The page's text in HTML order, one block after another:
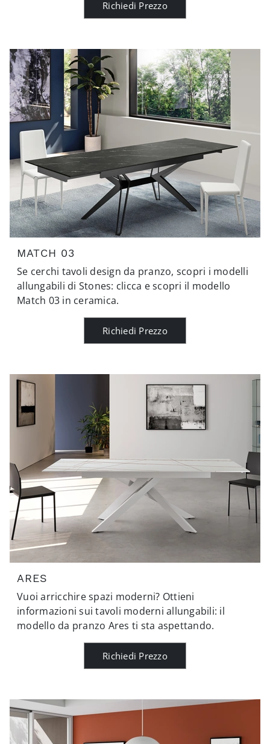
Richiedi Prezzo
MATCH 03
Se cerchi tavoli design da pranzo, scopri i modelli
allungabili di Stones: clicca e scopri il modello
Match 03 in ceramica.
Richiedi Prezzo
ARES
Vuoi arricchire spazi moderni? Ottieni
informazioni sui tavoli moderni allungabili: il
modello da pranzo Ares ti sta aspettando.
Richiedi Prezzo